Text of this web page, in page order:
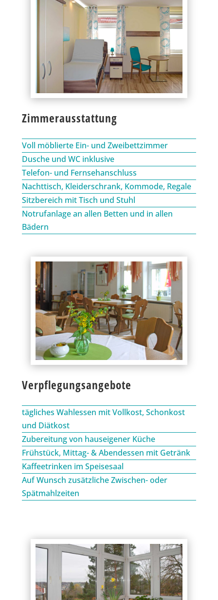
Zimmerausstattung
Voll möblierte Ein- und Zweibettzimmer
Dusche und WC inklusive
Telefon- und Fernsehanschluss
Nachttisch, Kleiderschrank, Kommode, Regale
Sitzbereich mit Tisch und Stuhl
Notrufanlage an allen Betten und in allen
Bädern
Verpflegungsangebote
tägliches Wahlessen mit Vollkost, Schonkost
und Diätkost
Zubereitung von hauseigener Küche
Frühstück, Mittag- & Abendessen mit Getränk
Kaffeetrinken im Speisesaal
Auf Wunsch zusätzliche Zwischen- oder
Spätmahlzeiten